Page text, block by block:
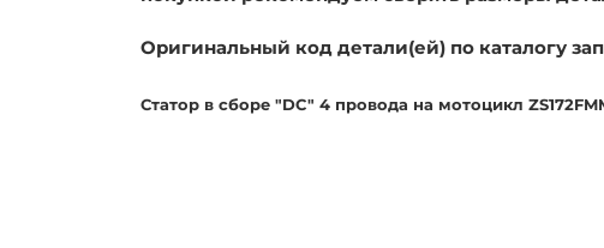
Оригинальный код детали(ей) по каталогу
Статор в сборе "DC" 4 провода на мотоцикл